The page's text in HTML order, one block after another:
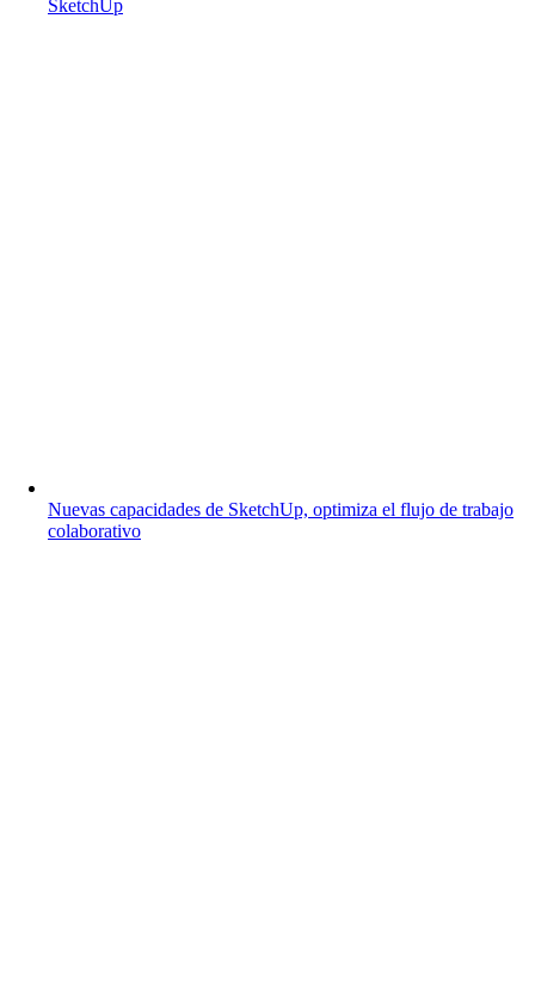
SketchUp
Nuevas capacidades de SketchUp, optimiza el flujo de trabajo
colaborativo